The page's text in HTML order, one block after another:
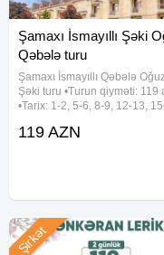
Şamaxı İsmayıllı Şəki
Qəbələ turu
Şamaxı İsmayıllı Qəbələ
Şəki turu •Turun qiyməti: 119
•Tarix: 1-2, 5-6, 8-9, 12-13,
✓Qiymətə daxildir: - Komfortlu
119 AZN
Şirkət